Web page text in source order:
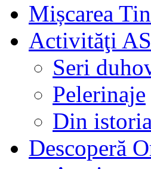
Mișcarea
Activităţi
Seri
Pelerinaje
Din
Descoperă